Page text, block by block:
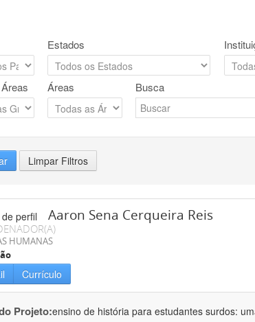
Estados
Áreas Busca
Limpar Filtros
Aaron Sena Cerqueira Reis
HUMANAS
Currículo
Projeto:ensino de história para estudantes surdos: